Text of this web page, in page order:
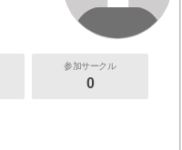
参加サークル
0